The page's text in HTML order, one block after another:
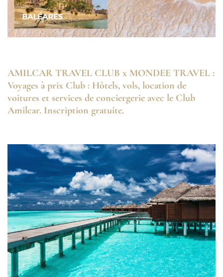
AMILCAR TRAVEL CLUB x MONDEE TRAVEL :
Voyages à prix Club : Hôtels, vols, location de
voitures et services de conciergerie avec le Club
Amilcar. Inscription gratuite.